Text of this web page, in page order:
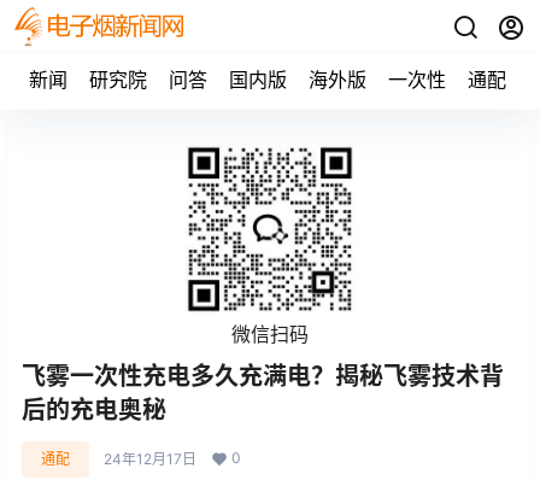
新闻 研究院 问答 国内版 海外版 一次性 通配
微信扫码
飞雾一次性充电多久充满电？揭秘飞雾技术背
后的充电奥秘
通配 24年12月17日 0